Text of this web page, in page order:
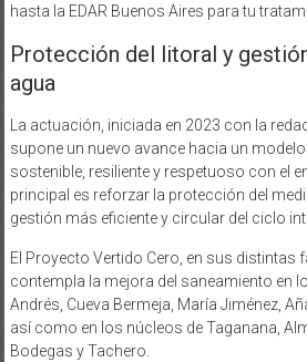
hasta la EDAR Buenos Aires para tu
Protección del litoral y
agua
La actuación, iniciada en 2023 con la
supone un nuevo avance hacia un
sostenible, resiliente y respetuoso con el
principal es reforzar la protección del
gestión más eficiente y circular del ciclo
El Proyecto Vertido Cero, en sus distintas
contempla la mejora del saneamiento en
Andrés, Cueva Bermeja, María Jiménez,
así como en los núcleos de Taganana,
Bodegas y Tachero.